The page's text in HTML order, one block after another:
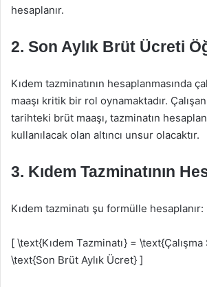
hesaplanır.
2. Son Aylık Brüt Ücreti
Kıdem tazminatının hesaplanmasında
maaşı kritik bir rol oynamaktadır.
tarihteki brüt maaşı, tazminatın
kullanılacak olan altıncı unsur olacaktır.
3. Kıdem Tazminatının
Kıdem tazminatı şu formülle hesaplanır:
[ \text{Kıdem Tazminatı} =
\text{Son Brüt Aylık Ücret} ]